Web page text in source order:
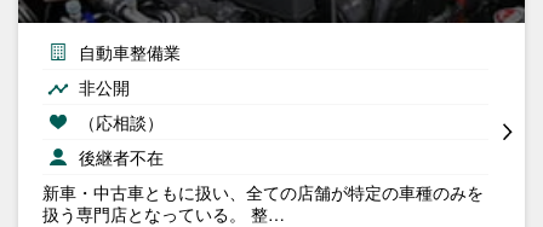
自動車整備業
非公開
（応相談）
後継者不在
新車・中古車ともに扱い、全ての店舗が特定の車種のみを
扱う専門店となっている。 整…